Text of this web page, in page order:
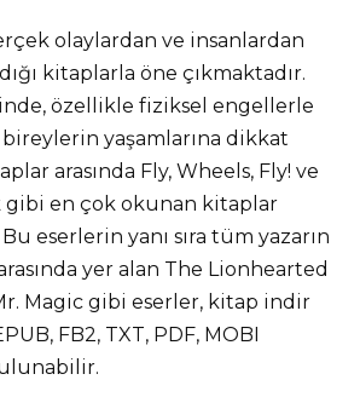
olaylardan ve insanlardan
kitaplarla öne çıkmaktadır.
özellikle fiziksel engellerle
yaşamlarına dikkat
arasında Fly, Wheels, Fly! ve
gibi en çok okunan kitaplar
eserlerin yanı sıra tüm yazarın
yer alan The Lionhearted
Magic gibi eserler, kitap indir
FB2, TXT, PDF, MOBI